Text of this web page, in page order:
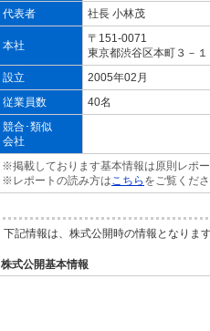
代表者
社長 小林茂
本社
〒151-0071
東京都渋谷区本町３－
設立
2005年02月
従業員数
40名
競合･類似
会社
※掲載しております基本情報は原則レポー
※レポートの読み方はこちら をご覧くださ
下記情報は、株式公開時の情報となります
株式公開基本情報